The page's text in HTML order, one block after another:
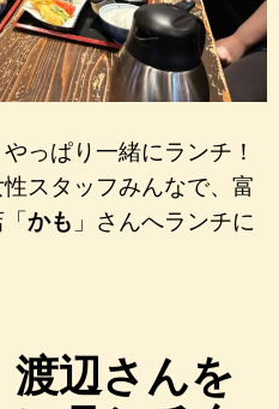
っぱり一緒にランチ！
スタッフみんなで、富
かも 」さんへランチに
渡辺さんを